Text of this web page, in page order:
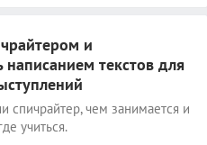
и
написанием текстов для
спичрайтер, чем занимается и
учиться.